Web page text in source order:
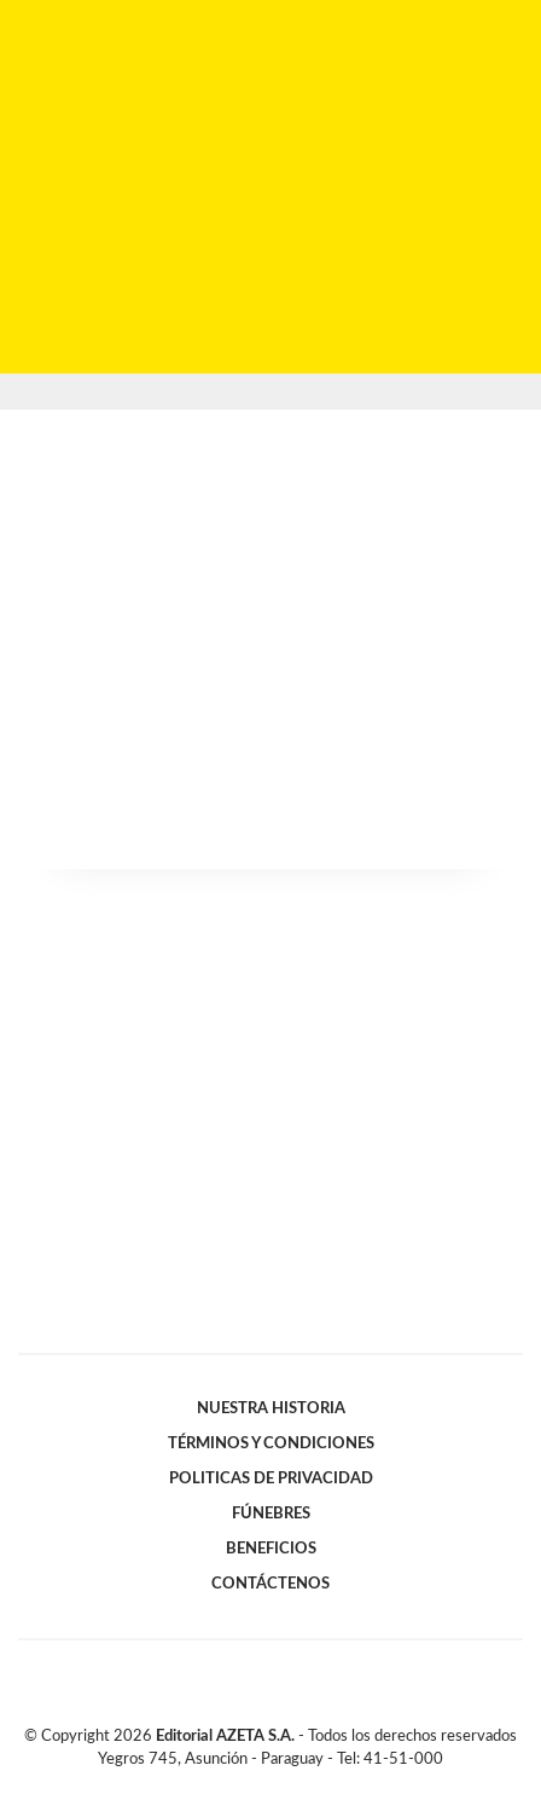
NUESTRA HISTORIA
TÉRMINOS Y CONDICIONES
POLITICAS DE PRIVACIDAD
FÚNEBRES
BENEFICIOS
CONTÁCTENOS
© Copyright 2026 Editorial AZETA S.A. - Todos los derechos reservados
Yegros 745, Asunción - Paraguay - Tel: 41-51-000